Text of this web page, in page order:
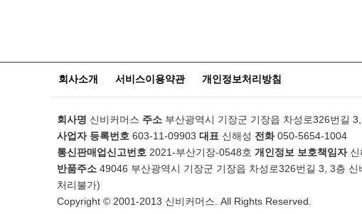
회사소개 서비스이용약관 개인정보처리방침
회사명 신비커머스 주소 부산광역시 기장군 기장읍 차성로326번길
사업자 등록번호 603-11-09903 대표 신해성 전화050-5654-1004
통신판매업신고번호 2021-부산기장-0548호 개인정보 보호책임자신
반품주소 49046 부산광역시 기장군 기장읍 차성로326번길 3, 3층
처리불가)
Copyright © 2001-2013 신비커머스. All Rights Reserved.